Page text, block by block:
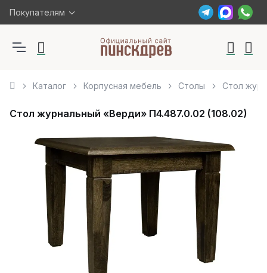
Покупателям
Каталог Корпусная мебель Столы Стол
Стол журнальный «Верди» П4.487.0.02 (108.02)